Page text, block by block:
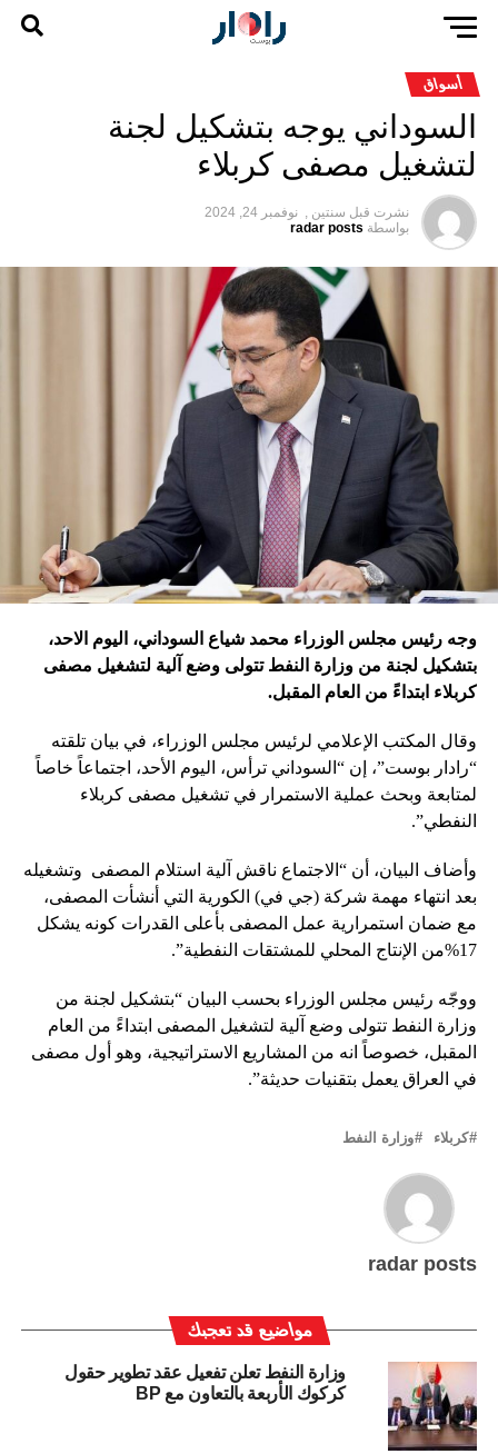
أسواق
السوداني يوجه بتشكيل لجنة
لتشغيل مصفى كربلاء
نشرت قبل سنتين , نوفمبر 24, 2024
بواسطة radar posts
وجه رئيس مجلس الوزراء محمد شياع السوداني، اليوم الاحد،
بتشكيل لجنة من وزارة النفط تتولى وضع آلية لتشغيل مصفى
كربلاء ابتداءً من العام المقبل.
وقال المكتب الإعلامي لرئيس مجلس الوزراء، في بيان تلقته
“رادار بوست”، إن “السوداني ترأس، اليوم الأحد، اجتماعاً خاصاً
لمتابعة وبحث عملية الاستمرار في تشغيل مصفى كربلاء
النفطي”.
وأضاف البيان، أن “الاجتماع ناقش آلية استلام المصفى وتشغيله
بعد انتهاء مهمة شركة (جي في) الكورية التي أنشأت المصفى،
مع ضمان استمرارية عمل المصفى بأعلى القدرات كونه يشكل
17%من الإنتاج المحلي للمشتقات النفطية”.
ووجّه رئيس مجلس الوزراء بحسب البيان “بتشكيل لجنة من
وزارة النفط تتولى وضع آلية لتشغيل المصفى ابتداءً من العام
المقبل، خصوصاً انه من المشاريع الاستراتيجية، وهو أول مصفى
في العراق يعمل بتقنيات حديثة”.
كربلاء وزارة النفط
radar posts
مواضيع قد تعجبك
وزارة النفط تعلن تفعيل عقد تطوير حقول
كركوك الأربعة بالتعاون مع BP